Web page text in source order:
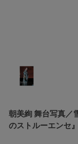
朝美絢 舞台写真／
のストルーエンセ』